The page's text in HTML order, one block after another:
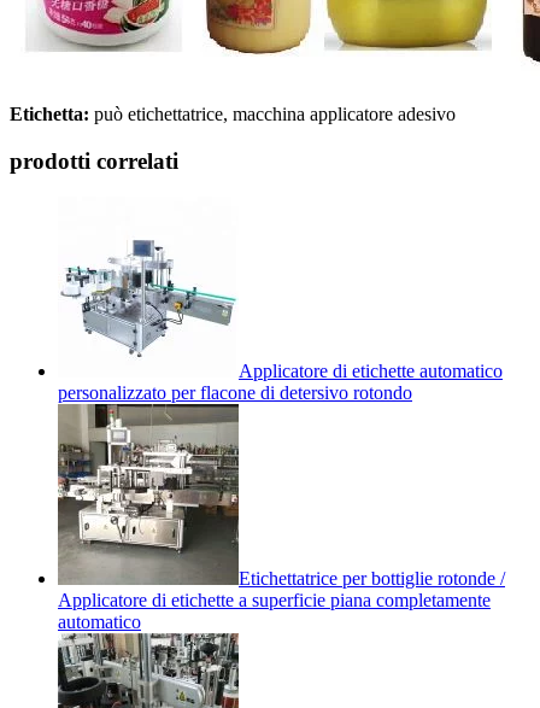
Etichetta: può etichettatrice, macchina applicatore adesivo
prodotti correlati
Applicatore di etichette automatico
personalizzato per flacone di detersivo rotondo
Etichettatrice per bottiglie rotonde /
Applicatore di etichette a superficie piana completamente
automatico